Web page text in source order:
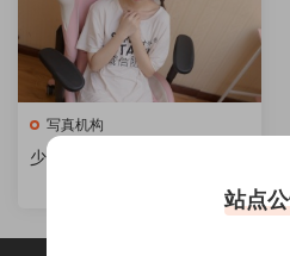
写真机构
少女秩序美女写真合集下载
站点